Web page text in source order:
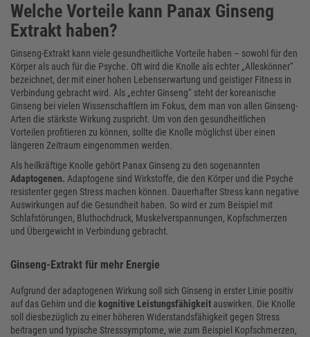
Welche Vorteile kann Panax Ginseng
Extrakt haben?
Ginseng-Extrakt kann viele gesundheitliche Vorteile haben – sowohl für den
Körper als auch für die Psyche. Oft wird die Knolle als echter „Alleskönner“
bezeichnet, der mit einer hohen Lebenserwartung und geistiger Fitness in
Verbindung gebracht wird. Als „echter Ginseng“ steht der koreanische
Ginseng bei vielen Wissenschaftlern im Fokus, dem man von allen Ginseng-
Arten die stärkste Wirkung zuspricht. Um von den gesundheitlichen
Vorteilen profitieren zu können, sollte die Knolle möglichst über einen
längeren Zeitraum eingenommen werden.
Als heilkräftige Knolle gehört Panax Ginseng zu den sogenannten
Adaptogenen. Adaptogene sind Wirkstoffe, die den Körper und die Psyche
resistenter gegen Stress machen können. Dauerhafter Stress kann negative
Auswirkungen auf die Gesundheit haben. So wird er zum Beispiel mit
Schlafstörungen, Bluthochdruck, Muskelverspannungen, Kopfschmerzen
und Übergewicht in Verbindung gebracht.
Ginseng-Extrakt für mehr Energie
Aufgrund der adaptogenen Wirkung soll sich Ginseng in erster Linie positiv
auf das Gehirn und die kognitive Leistungsfähigkeit auswirken. Die Knolle
soll diesbezüglich zu einer höheren Widerstandsfähigkeit gegen Stress
beitragen und typische Stresssymptome, wie zum Beispiel Kopfschmerzen,